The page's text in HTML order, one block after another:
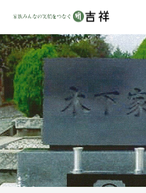
戒名彫りについて
商品ラインナップ
墓地・霊園を探す
吉祥の特徴